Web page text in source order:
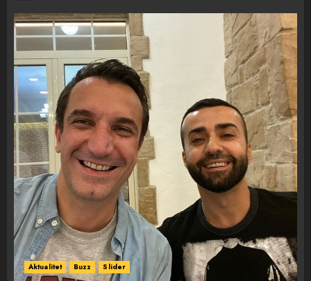
Aktualitet Buzz Slider